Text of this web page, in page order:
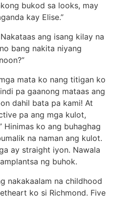
bukod sa looks, may
kay Elise.”
Nakataas ang isang kilay na
bang nakita niyang
mata ko nang titigan ko
pa gaanong mataas ang
dahil bata pa kami! At
pa ang mga kulot,
Hinimas ko ang buhaghag
na naman ang kulot.
ay straight iyon. Nawala
ng buhok.
nakakaalam na childhood
ko si Richmond. Five